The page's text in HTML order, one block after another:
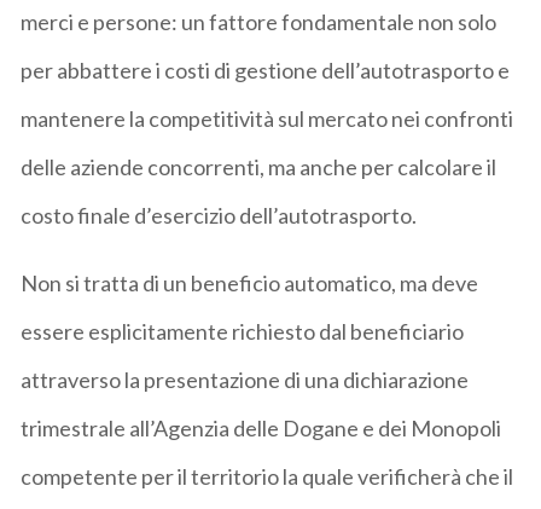
merci e persone: un fattore fondamentale non solo
per abbattere i costi di gestione dell’autotrasporto e
mantenere la competitività sul mercato nei confronti
delle aziende concorrenti, ma anche per calcolare il
costo finale d’esercizio dell’autotrasporto.
Non si tratta di un beneficio automatico, ma deve
essere esplicitamente richiesto dal beneficiario
attraverso la presentazione di una dichiarazione
trimestrale all’Agenzia delle Dogane e dei Monopoli
competente per il territorio la quale verificherà che il